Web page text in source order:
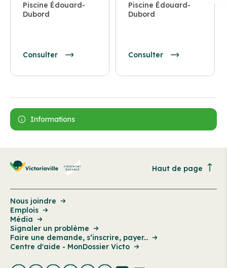
Piscine Édouard-
Dubord
Consulter
Piscine Édouard-
Dubord
Consulter
Informations
Haut de page
Nous joindre
Emplois
Média
Signaler un problème
Faire une demande, s’inscrire, payer...
Centre d'aide - MonDossier Victo